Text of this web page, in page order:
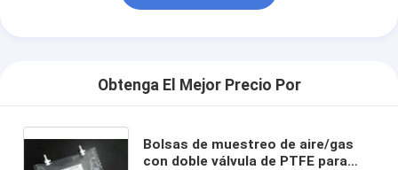
Obtenga El Mejor Precio Por
Bolsas de muestreo de aire/gas
con doble válvula de PTFE para